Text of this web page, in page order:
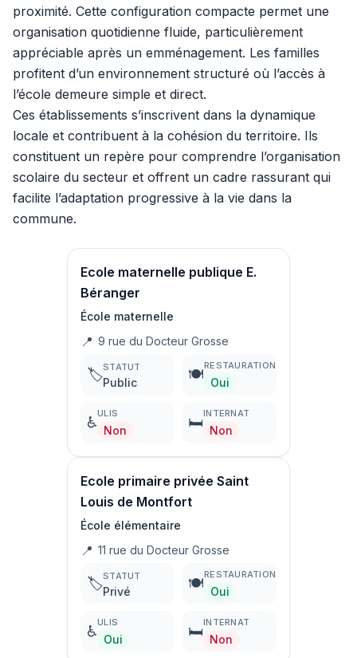
proximité. Cette configuration compacte permet une
organisation quotidienne fluide, particulièrement
appréciable après un emménagement. Les familles
profitent d’un environnement structuré où l’accès à
l’école demeure simple et direct.
Ces établissements s’inscrivent dans la dynamique
locale et contribuent à la cohésion du territoire. Ils
constituent un repère pour comprendre l’organisation
scolaire du secteur et offrent un cadre rassurant qui
facilite l’adaptation progressive à la vie dans la
commune.
Ecole maternelle publique E.
Béranger
École maternelle
📍 9 rue du Docteur Grosse
🏷️STATUT
Public 🍽️
RESTAURATION
Oui
♿
ULIS
Non 🛏️
INTERNAT
Non
Ecole primaire privée Saint
Louis de Montfort
École élémentaire
📍 11 rue du Docteur Grosse
🏷️STATUT
Privé 🍽️
RESTAURATION
Oui
♿
ULIS
Oui 🛏️
INTERNAT
Non